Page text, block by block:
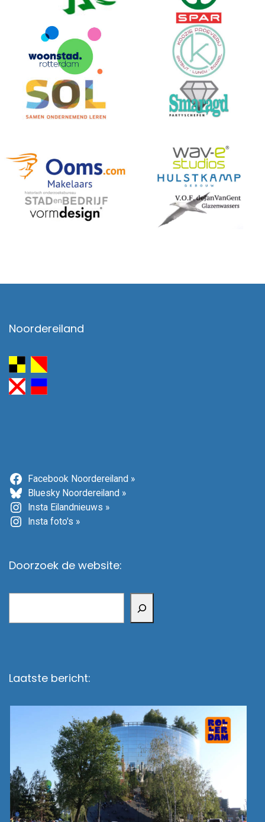
Noordereiland
Facebook Noordereiland »
Bluesky Noordereiland »
Insta Eilandnieuws »
Insta foto's »
Doorzoek de website:
Laatste bericht: